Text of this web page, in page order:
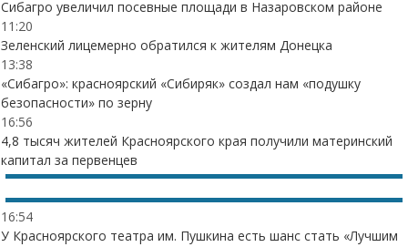
Сибагро увеличил посевные площади в Назаровском районе
11:20
Зеленский лицемерно обратился к жителям Донецка
13:38
«Сибагро»: красноярский «Сибиряк» создал нам «подушку
безопасности» по зерну
16:56
4,8 тысяч жителей Красноярского края получили материнский
капитал за первенцев
16:54
У Красноярского театра им. Пушкина есть шанс стать «Лучшим